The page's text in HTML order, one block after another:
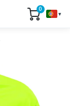
0
▾